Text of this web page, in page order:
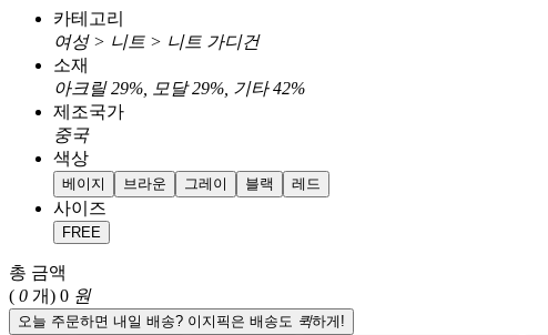
카테고리
여성 > 니트 > 니트 가디건
소재
아크릴 29%, 모달 29%, 기타 42%
제조국가
중국
색상
베이지 브라운 그레이 블랙 레드
사이즈
FREE
총 금액
( 0 개) 0 원
오늘 주문하면 내일 배송? 이지픽은 배송도 퀵하게!